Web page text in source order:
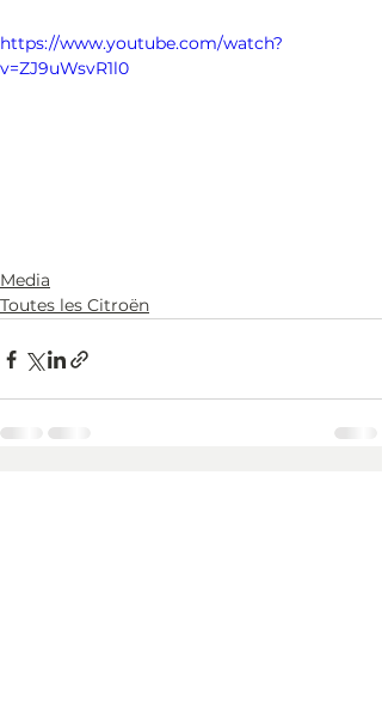
https://www.youtube.com/watch?
v=ZJ9uWsvR1l0
Media
Toutes les Citroën